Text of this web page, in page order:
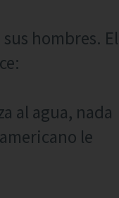
hombres. El
al agua, nada
le